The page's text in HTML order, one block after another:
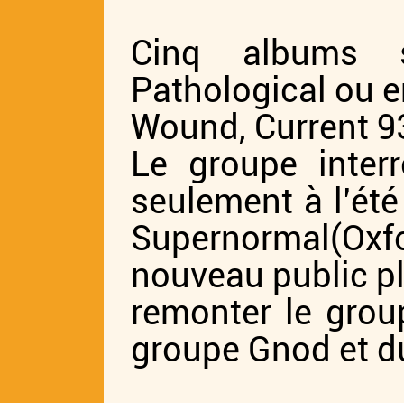
Cinq albums
Pathological ou
Wound, Current
Le groupe
seulement à
nouveau public
remonter le
groupe Gnod et